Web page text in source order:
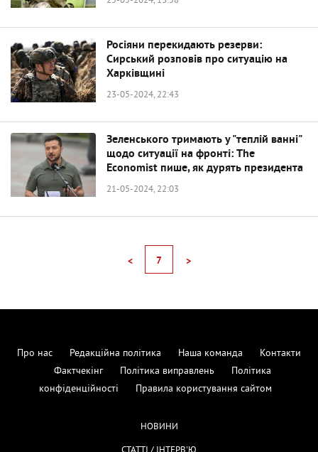
Росіяни перекидають резерви:
Сирський розповів про ситуацію на
Харківщині
23-05-2024, 22:43
Зеленського тримають у "теплій ванні"
щодо ситуації на фронті: The
Economist пише, як дурять президента
21-05-2024, 22:03
< 7 >
Про нас Редакційна політика Наша команда
Контакти
Фактчекінг
Політика виправлень
Політика
конфіденційності
Правила користування сайтом
НОВИНИ